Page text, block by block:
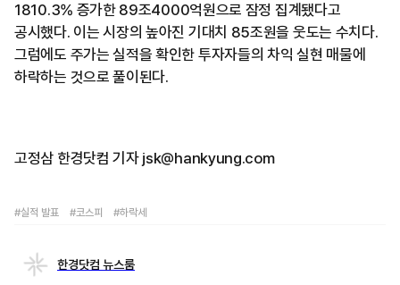
1810.3% 증가한 89조4000억원으로 잠정 집계됐다고
공시했다. 이는 시장의 높아진 기대치 85조원을 웃도는 수치다.
그럼에도 주가는 실적을 확인한 투자자들의 차익 실현 매물에
하락하는 것으로 풀이된다.
고정삼 한경닷컴 기자 jsk@hankyung.com
#실적 발표 #코스피 #하락세
한경닷컴 뉴스룸